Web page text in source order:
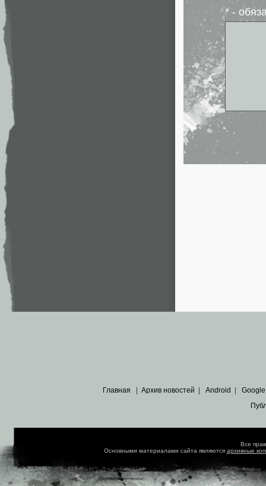
* -
Главная Архив новостей Android Google
Все
Основными материалами сайта являются архивные